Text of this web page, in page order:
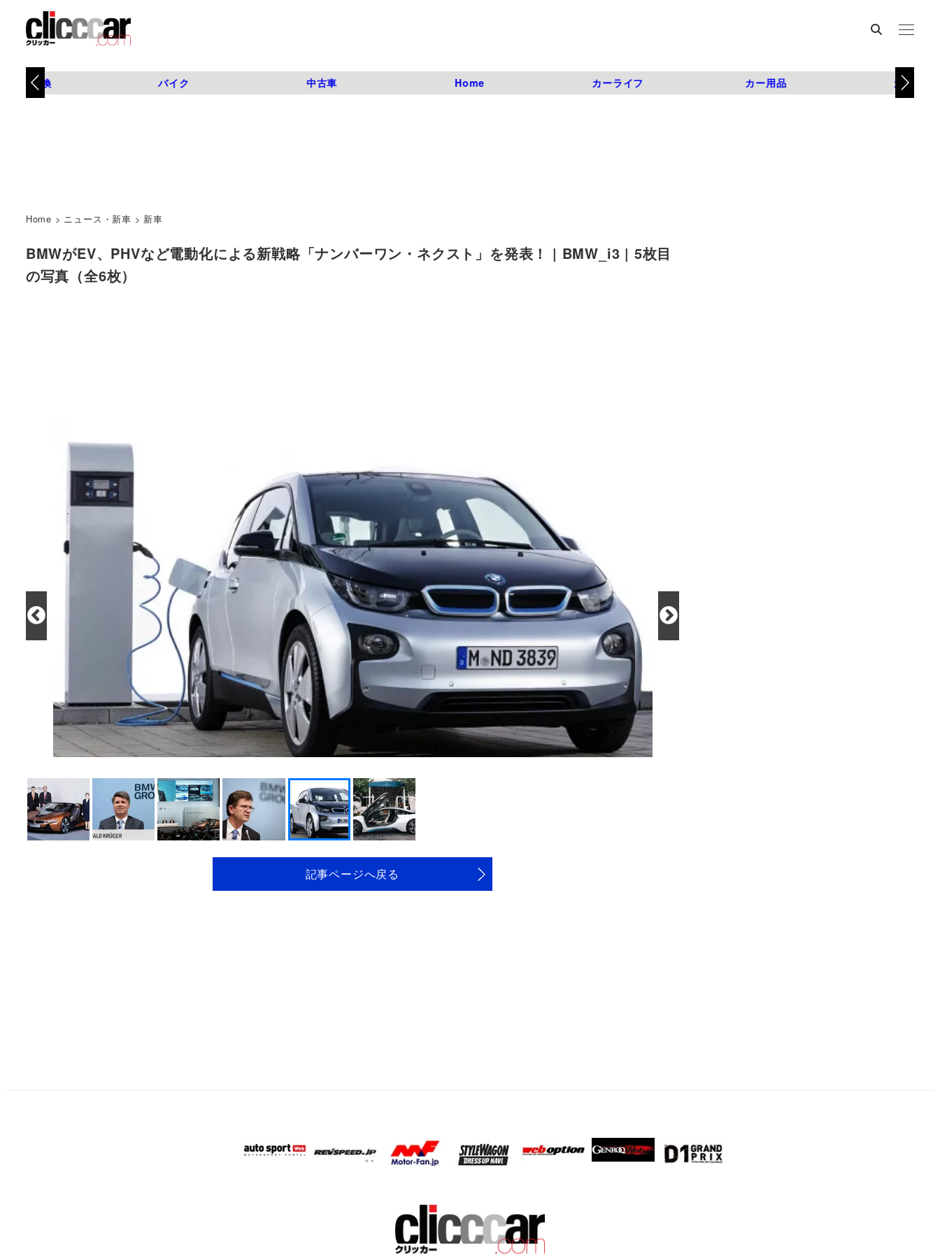
タイヤ交換 バイク 中古車 Home カーライフ カー用品 カスタム
Home > ニュース・新車 > 新車
BMWがEV、PHVなど電動化による新戦略「ナンバーワン・ネクスト」を発表！ | BMW_i3 | 5枚目
の写真（全6枚）
記事ページへ戻る